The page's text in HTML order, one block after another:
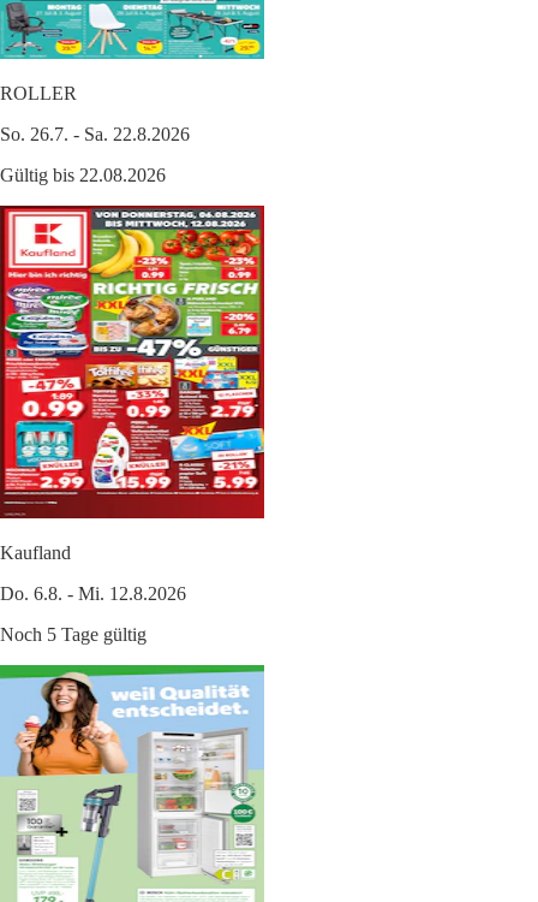
ROLLER
So. 26.7. - Sa. 22.8.2026
Gültig bis 22.08.2026
Kaufland
Do. 6.8. - Mi. 12.8.2026
Noch 5 Tage gültig